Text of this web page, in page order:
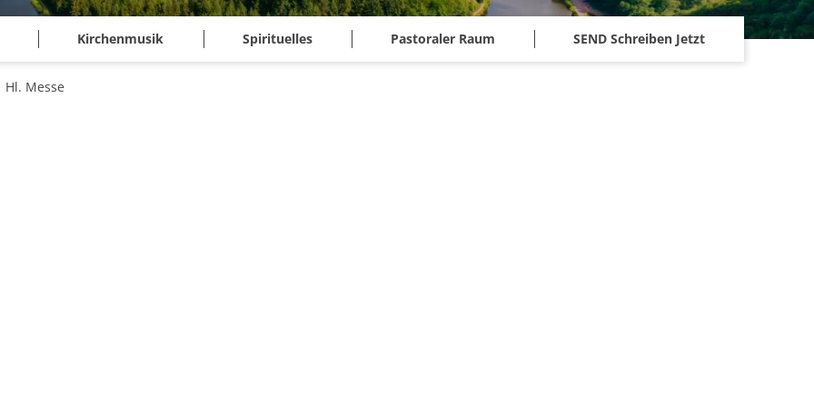
Kirchenmusik Spirituelles Pastoraler Raum SEND Schreiben Jetzt
Hl. Messe